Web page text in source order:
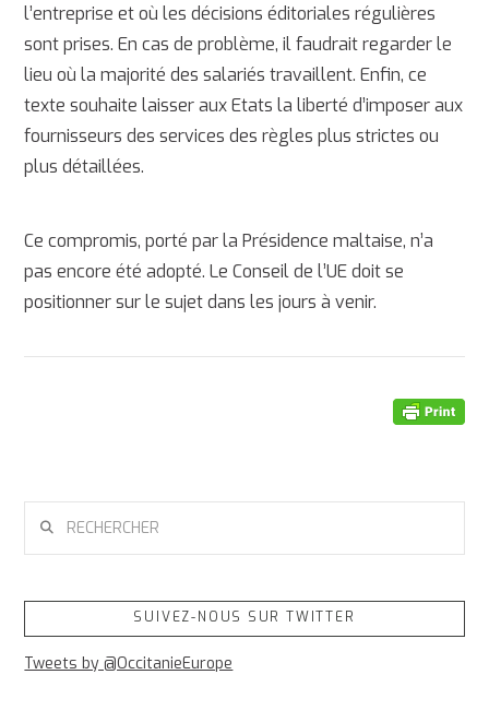
l’entreprise et où les décisions éditoriales régulières
sont prises. En cas de problème, il faudrait regarder le
lieu où la majorité des salariés travaillent. Enfin, ce
texte souhaite laisser aux Etats la liberté d’imposer aux
fournisseurs des services des règles plus strictes ou
plus détaillées.
Ce compromis, porté par la Présidence maltaise, n’a
pas encore été adopté. Le Conseil de l’UE doit se
positionner sur le sujet dans les jours à venir.
SUIVEZ-NOUS SUR TWITTER
Tweets by @OccitanieEurope